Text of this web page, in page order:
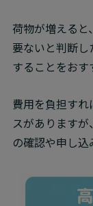
荷物が増える
要ないと判断
することをおす
費用を負担す
スがあります
の確認や申し込